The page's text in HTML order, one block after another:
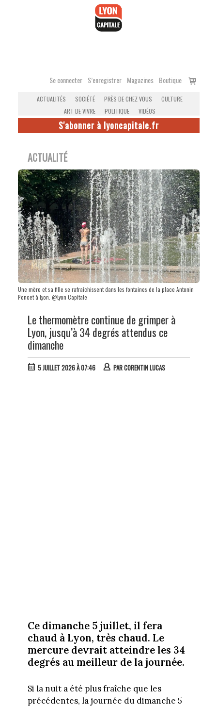
Se connecter S’enregistrer Magazines Boutique
Voir
ACTUALITÉS SOCIÉTÉ PRÈS DE CHEZ VOUS
CULTURE
ART DE VIVRE
POLITIQUE VIDÉOS
S'abonner à lyoncapitale.fr
ACTUALITÉ
Une mère et sa fille se rafraîchissent dans les fontaines de la place Antonin
Poncet à Lyon. @Lyon Capitale
Le thermomètre continue de grimper à
Lyon, jusqu’à 34 degrés attendus ce
dimanche
5 JUILLET 2026 À 07:46 PARCORENTIN LUCAS
Ce dimanche 5 juillet, il fera
chaud à Lyon, très chaud. Le
mercure devrait atteindre les 34
degrés au meilleur de la journée.
Si la nuit a été plus fraîche que les
précédentes, la journée du dimanche 5